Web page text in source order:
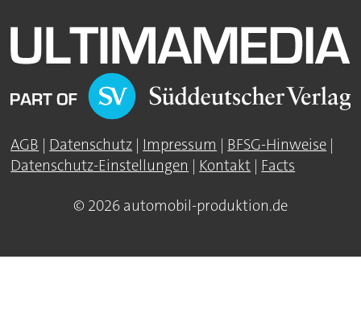
AGB | Datenschutz | Impressum | BFSG-Hinweise |
Datenschutz-Einstellungen | Kontakt | Facts
© 2026 automobil-produktion.de